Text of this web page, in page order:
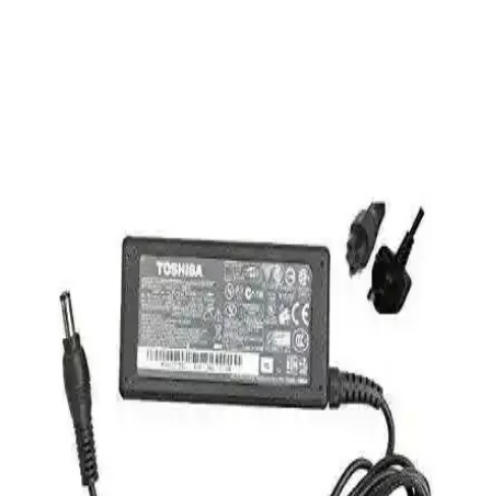
Eyfel Efs-2500, 250W güç çıkışıyla temel bilgisayar ihtiyaçlarına
uygun, fanlı soğutmalı ve dayanıklılık sorunlarıyla dikkat çeken bir
HP 255 G8 Dizüstü Bilgisayar İncelemesi: Günlük
Kullanım İçin Dengeli ve Güçlü Model
HP 255 G8, güçlü işlemci ve hızlı SSD ile günlük kullanım ve ofis
işleri için ideal, taşınabilir ve uygun fiyatlı bir dizüstü bilgisayardır.
Performans ve bağlantı seçenekleriyle öne çıkar.
Frisby FOEM FPS-G30F12 300W ATX Güç
Kaynağı İncelemesi ve Performans Analizi